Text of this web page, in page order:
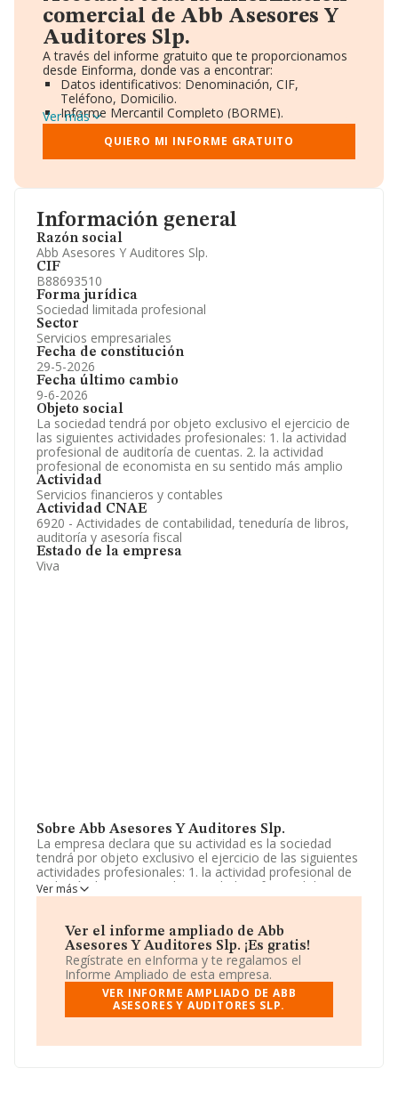
Información general
Razón social
Abb Asesores Y Auditores Slp.
CIF
B88693510
Forma jurídica
Sociedad limitada profesional
Sector
Servicios empresariales
Fecha de constitución
29-5-2026
Fecha último cambio
9-6-2026
Objeto social
La sociedad tendrá por objeto exclusivo el ejercicio de
las siguientes actividades profesionales: 1. la actividad
profesional de auditoría de cuentas. 2. la actividad
profesional de economista en su sentido más amplio
Actividad
Servicios financieros y contables
Actividad CNAE
6920 - Actividades de contabilidad, teneduría de libros,
auditoría y asesoría fiscal
Estado de la empresa
Viva
Sobre Abb Asesores Y Auditores Slp.
La empresa declara que su actividad es la sociedad
tendrá por objeto exclusivo el ejercicio de las siguientes
actividades profesionales: 1. la actividad profesional de
auditoría de cuentas. 2. la actividad profesional de
economista en su sentido más amplio. La sociedad está
Limitada. Su CNAE corresponde a 6920 con código
'Actividades de contabilidad, teneduría de libros,
auditoría y asesoría fiscal'. La compañía no tiene
actividad en mercados exteriores.
La sociedadAbb Asesores y Auditores SLP
B88693510, está situada en Avenida Alcalde Rovira
Ver más
Ver el informe ampliado de Abb
Asesores Y Auditores Slp. ¡Es gratis!
Regístrate en eInforma y te regalamos el
Informe Ampliado de esta empresa.
VER INFORME AMPLIADO DE ABB
ASESORES Y AUDITORES SLP.
comercial de Abb Asesores Y
Auditores Slp.
A través del informe gratuito que te proporcionamos
desde Einforma, donde vas a encontrar:
Datos identificativos: Denominación, CIF,
Teléfono, Domicilio.
Informe Mercantil Completo (BORME).
Gráficos de Evolución Ventas y Empleados.
Consejo de Administración y Administradores.
Directivos y Ejecutivos.
Información oficial y registral complementaria.
Ver más
QUIERO MI INFORME GRATUITO